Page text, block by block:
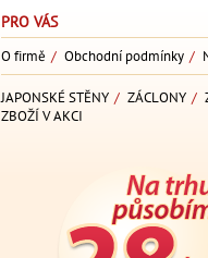
PRO VÁS
O firmě / Obchodní podmínky /
JAPONSKÉ STĚNY / ZÁCLONY /
ZBOŽÍ V AKCI